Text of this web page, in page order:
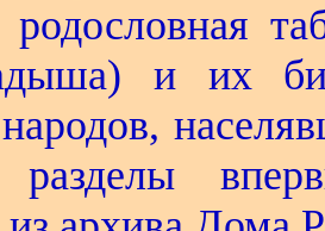
родословная
и их
разделы